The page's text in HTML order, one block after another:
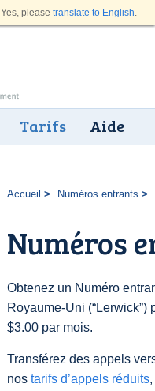
Yes, please translate to English.
Tarifs Aide
Accueil Numéros entrants
Numéros
Obtenez un Numéro
Royaume-Uni (“Lerwick”)
$3.00 par mois.
Transférez des appels
nos tarifs d’appels réduits